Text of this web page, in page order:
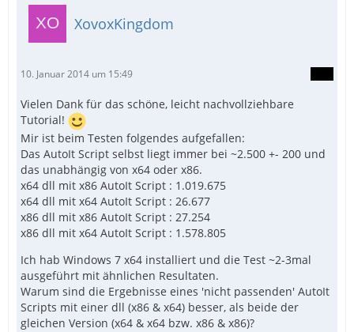
End Class
XovoxKingdom
10. Januar 2014 um 15:49
Vielen Dank für das schöne, leicht nachvollziehbare
Tutorial!
Mir ist beim Testen folgendes aufgefallen:
Das AutoIt Script selbst liegt immer bei ~2.500 +- 200 und
das unabhängig von x64 oder x86.
x64 dll mit x86 AutoIt Script : 1.019.675
x64 dll mit x64 AutoIt Script : 26.677
x86 dll mit x86 AutoIt Script : 27.254
x86 dll mit x64 AutoIt Script : 1.578.805
Ich hab Windows 7 x64 installiert und die Test ~2-3mal
ausgeführt mit ähnlichen Resultaten.
Warum sind die Ergebnisse eines 'nicht passenden' AutoIt
Scripts mit einer dll (x86 & x64) besser, als beide der
gleichen Version (x64 & x64 bzw. x86 & x86)?